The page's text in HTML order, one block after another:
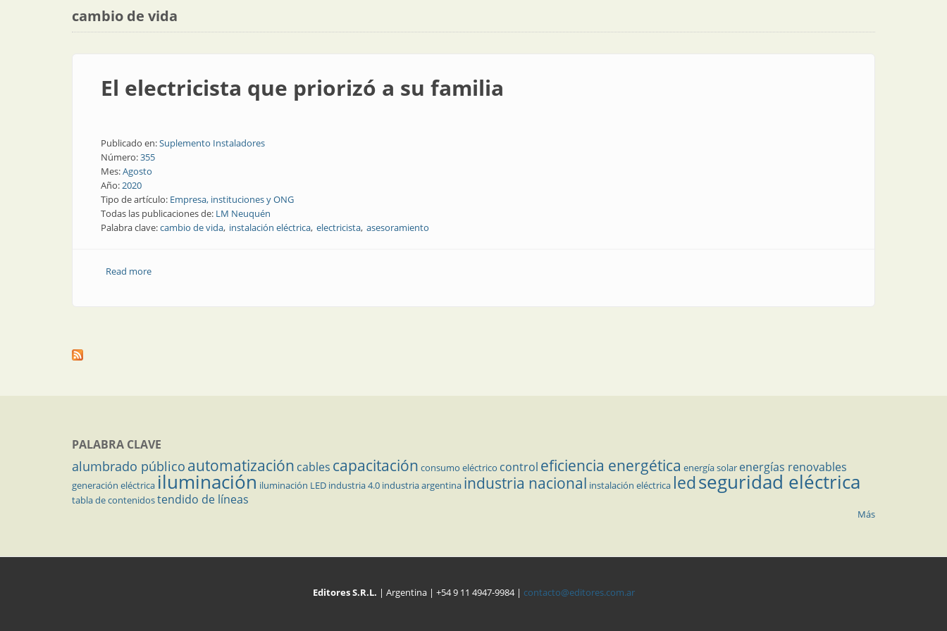
cambio de vida
El electricista que priorizó a su familia
Publicado en:Suplemento Instaladores
Número:355
Mes:Agosto
Año:2020
Tipo de artículo: Empresa, instituciones y ONG
Todas las publicaciones de: LM Neuquén
Palabra clave:cambio de vida instalación eléctrica electricista asesoramiento
Read moreabout El electricista que priorizó a su familia
PALABRA CLAVE
alumbrado público automatización cables capacitación consumo eléctrico control eficiencia energética energía solar energías renovables
generación eléctrica iluminación iluminación LED industria 4.0 industria argentina industria nacional instalación eléctrica ledseguridad eléctrica
tabla de contenidostendido de líneas
Más
Editores S.R.L. | Argentina | +54 9 11 4947-9984 | contacto@editores.com.ar